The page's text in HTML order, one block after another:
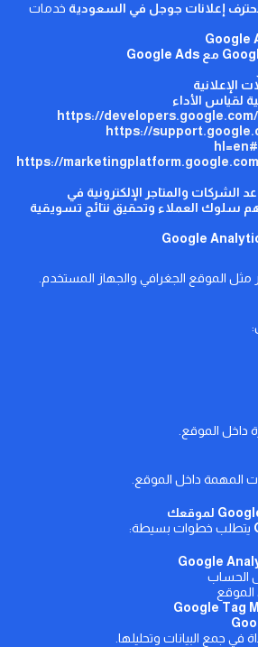
إعلانات جوجل في السعودية خدمات
الإعلانية
لقياس الأداء
https://
https://
https://
الشركات والمتاجر الإلكترونية في
سلوك العملاء وتحقيق نتائج تسويقية
الموقع الجغرافي والجهاز المستخدم.
داخل الموقع.
المهمة داخل الموقع.
لموقعك
يتطلب خطوات بسيطة:
Google
الحساب
الموقع
Google Tag
في جمع البيانات وتحليلها.